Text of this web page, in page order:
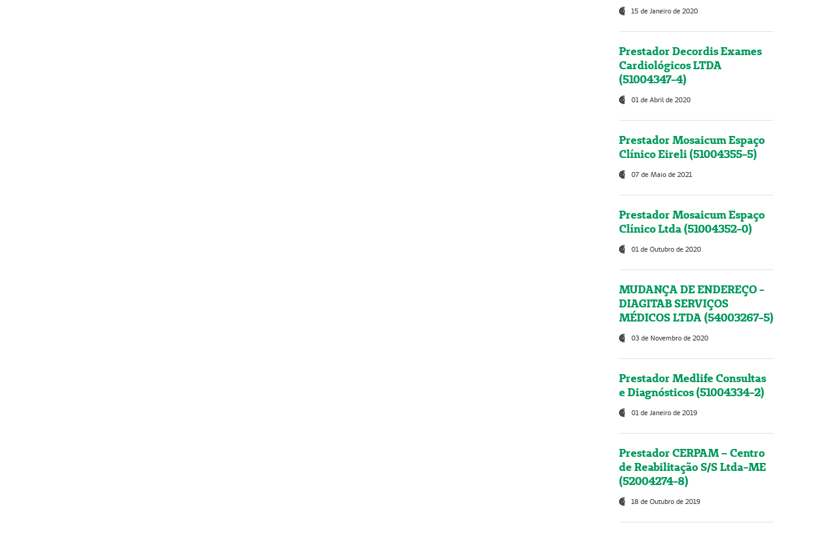
15 de Janeiro de 2020
Prestador Decordis Exames
Cardiológicos LTDA
(51004347-4)
01 de Abril de 2020
Prestador Mosaicum Espaço
Clínico Eireli (51004355-5)
07 de Maio de 2021
Prestador Mosaicum Espaço
Clínico Ltda (51004352-0)
01 de Outubro de 2020
MUDANÇA DE ENDEREÇO -
DIAGITAB SERVIÇOS
MÉDICOS LTDA (54003267-5)
03 de Novembro de 2020
Prestador Medlife Consultas
e Diagnósticos (51004334-2)
01 de Janeiro de 2019
Prestador CERPAM – Centro
de Reabilitação S/S Ltda-ME
(52004274-8)
18 de Outubro de 2019